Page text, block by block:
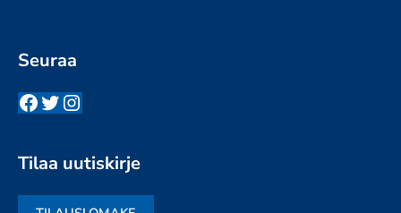
Seuraa
Facebook
Twitter
Instagram
Tilaa uutiskirje